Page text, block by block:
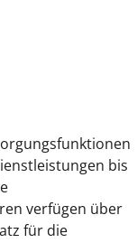
bis
verfügen über
für die